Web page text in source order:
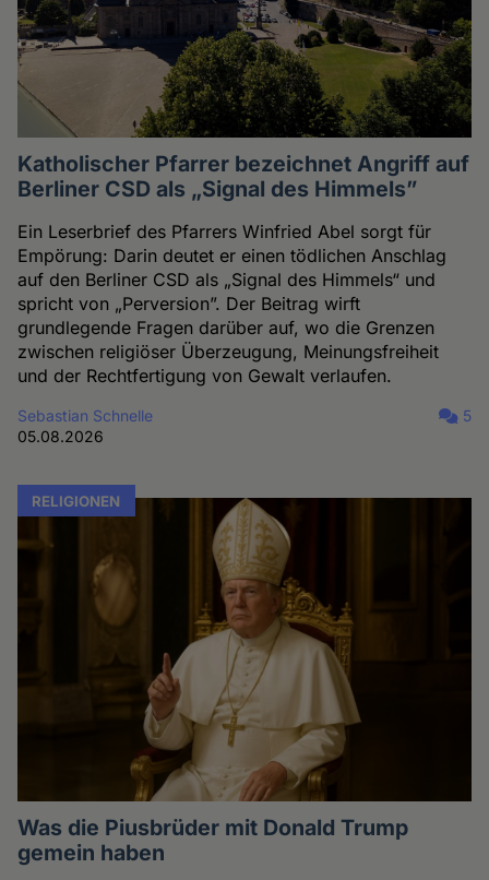
Katholischer Pfarrer bezeichnet Angriff auf
Berliner CSD als „Signal des Himmels”
Ein Leserbrief des Pfarrers Winfried Abel sorgt für
Empörung: Darin deutet er einen tödlichen Anschlag
auf den Berliner CSD als „Signal des Himmels“ und
spricht von „Perversion”. Der Beitrag wirft
grundlegende Fragen darüber auf, wo die Grenzen
zwischen religiöser Überzeugung, Meinungsfreiheit
und der Rechtfertigung von Gewalt verlaufen.
Sebastian Schnelle
05.08.2026
5
RELIGIONEN
Was die Piusbrüder mit Donald Trump
gemein haben